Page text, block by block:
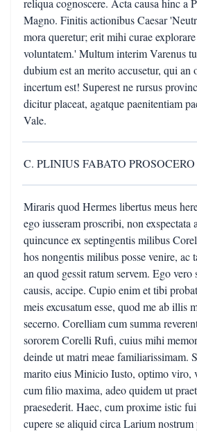
reliqua cognoscere. Acta causa hinc a
Magno. Finitis actionibus Caesar
mora queretur; erit mihi curae
voluntatem.' Multum interim Varenus
dubium est an merito accusetur, qui an
incertum est! Superest ne rursus
dicitur placeat, agatque paenitentiam
Vale.
C. PLINIUS FABATO PROSOCERO
Miraris quod Hermes libertus meus
ego iusseram proscribi, non exspectata
quincunce ex septingentis milibus
hos nongentis milibus posse venire, ac
an quod gessit ratum servem. Ego vero
causis, accipe. Cupio enim et tibi
meis excusatum esse, quod me ab illis
secerno. Corelliam cum summa
sororem Corelli Rufi, cuius mihi
deinde ut matri meae familiarissimam.
marito eius Minicio Iusto, optimo viro,
cum filio maxima, adeo quidem ut
praesederit. Haec, cum proxime istic
cupere se aliquid circa Larium